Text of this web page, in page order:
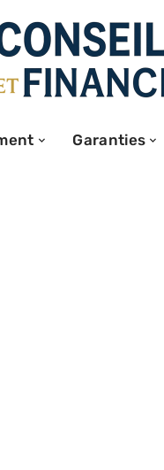
Garanties